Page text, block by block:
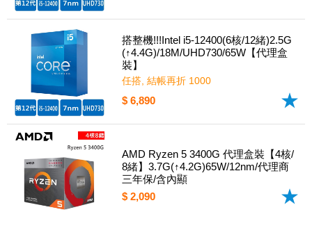
搭整機!!!Intel i5-12400(6核/12緒)2.5G
(↑4.4G)/18M/UHD730/65W【代理盒
裝】
任搭, 結帳再折 1000
$ 6,890
AMD Ryzen 5 3400G 代理盒裝【4核/
8緒】3.7G(↑4.2G)65W/12nm/代理商
三年保/含內顯
$ 2,090